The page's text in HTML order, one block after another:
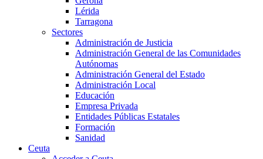
Lérida
Tarragona
Sectores
Administración de Justicia
Administración General de las Comunidades
Autónomas
Administración General del Estado
Administración Local
Educación
Empresa Privada
Entidades Públicas Estatales
Formación
Sanidad
Ceuta